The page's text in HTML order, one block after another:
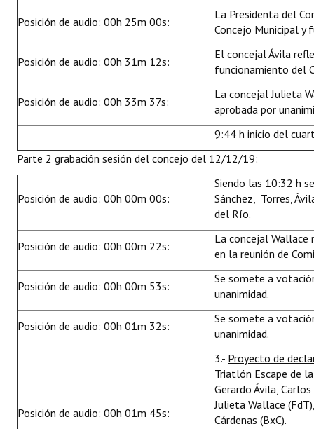
Posición de audio: 00h 25m 00s:
La Presidenta del
Concejo Municipal y
Posición de audio: 00h 31m 12s:
El concejal Ávila
funcionamiento del
Posición de audio: 00h 33m 37s:
La concejal Julieta
aprobada por
9:44 h inicio del
Parte 2 grabación sesión del concejo del 12/12/19:
Posición de audio: 00h 00m 00s:
Siendo las 10:32 h
Sánchez, Torres,
del Río.
Posición de audio: 00h 00m 22s:
La concejal
en la reunión de
Posición de audio: 00h 00m 53s:
Se somete a
unanimidad.
Posición de audio: 00h 01m 32s:
Se somete a
unanimidad.
Posición de audio: 00h 01m 45s:
3.- Proyecto de
Triatlón Escape de
Gerardo Ávila,
Julieta Wallace
Cárdenas (BxC).